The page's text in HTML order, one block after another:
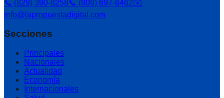
📞 (829) 390-8258📞 (809) 697-6462✉️
info@lapropuestadigital.com
Secciones
Principales
Nacionales
Actualidad
Economía
Internacionales